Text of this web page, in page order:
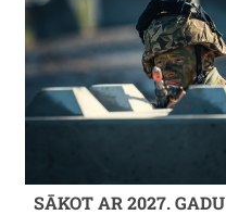
SĀKOT AR 2027. GADU